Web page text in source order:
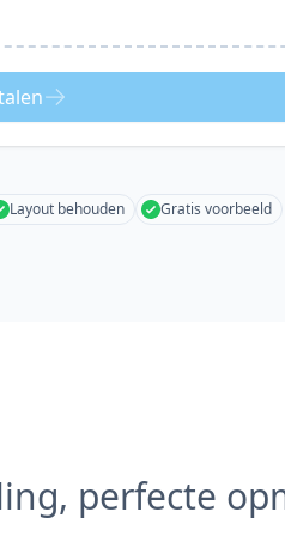
Layout behouden Gratis voorbeeld
perfecte